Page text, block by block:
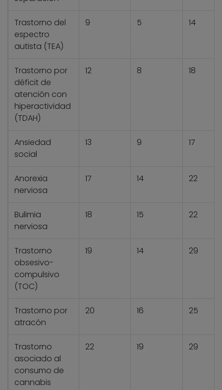
Trastorno del
espectro
autista (TEA)
9 5 14
Trastorno por
déficit de
atención con
hiperactividad
(TDAH)
12 8 18
Ansiedad
social
13 9 17
Anorexia
nerviosa
17 14 22
Bulimia
nerviosa
18 15 22
Trastorno
obsesivo-
compulsivo
(TOC)
19 14 29
Trastorno por
atracón
20 16 25
Trastorno
asociado al
consumo de
cannabis
22 19 29